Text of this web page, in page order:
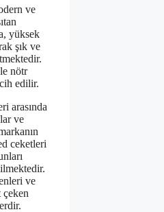
ve
yüksek
şık ve
nötr
edilir.
arasında
ve
ceketleri
ve